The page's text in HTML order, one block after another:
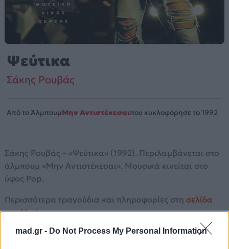
mad.gr - Do Not Process My Personal Information
Ψεύτικα
Σάκης Ρουβάς
Από το ΆλμπουμΜην Αντιστέκεσαιπου κυκλοφόρησε το 1992
Σάκης Ρουβάς – «Ψεύτικα» (1992). Περιλαμβάνεται στο
άλμπουμ «Μην Αντιστέκεσαι». Μουσικά κινείται στο
ύφος Pop.
Περισσότερα τραγούδια και πληροφορίες στη σελίδα
στο Mad.gr.
Ακούστε το «Ψεύτικα» σε Spotify, YouTube και στο